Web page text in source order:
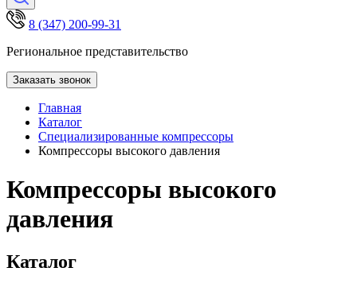
8 (347) 200-99-31
Региональное представительство
Заказать звонок
Главная
Каталог
Специализированные компрессоры
Компрессоры высокого давления
Компрессоры высокого
давления
Каталог